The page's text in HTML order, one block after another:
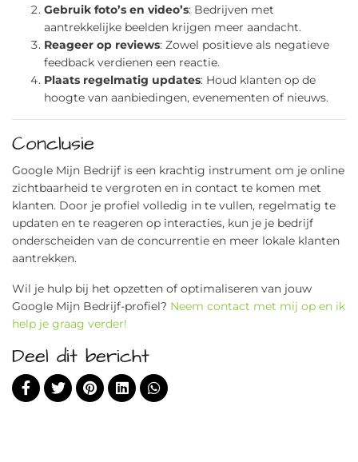
Gebruik foto’s en video’s: Bedrijven met
aantrekkelijke beelden krijgen meer aandacht.
Reageer op reviews: Zowel positieve als negatieve
feedback verdienen een reactie.
Plaats regelmatig updates: Houd klanten op de
hoogte van aanbiedingen, evenementen of nieuws.
Conclusie
Google Mijn Bedrijf is een krachtig instrument om je online
zichtbaarheid te vergroten en in contact te komen met
klanten. Door je profiel volledig in te vullen, regelmatig te
updaten en te reageren op interacties, kun je je bedrijf
onderscheiden van de concurrentie en meer lokale klanten
aantrekken.
Wil je hulp bij het opzetten of optimaliseren van jouw
Google Mijn Bedrijf-profiel? Neem contact met mij op en ik
help je graag verder!
Deel dit bericht